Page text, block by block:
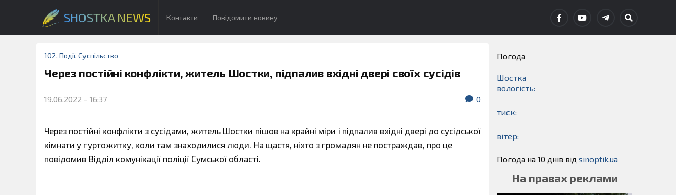
SHOSTKA NEWS Контакти Повідомити новину
102, Події, Суспільство
Через постійні конфлікти, житель Шостки, підпалив вхідні двері своїх сусідів
19.06.2022 - 16:37 0
Через постійні конфлікти з сусідами, житель Шостки пішов на крайні міри і підпалив вхідні двері до сусідської
кімнати у гуртожитку, коли там знаходилися люди. На щастя, ніхто з громадян не постраждав, про це
повідомив Відділ комунікації поліції Сумської області.
Погода
Шостка
вологість:
тиск:
вітер:
Погода на 10 днів від sinoptik.ua
На правах реклами